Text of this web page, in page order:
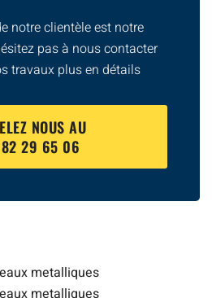
notre clientèle est notre
pas à nous contacter
travaux plus en détails
NOUS AU
29 65 06